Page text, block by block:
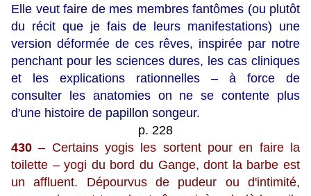
Elle veut faire de mes membres fantômes (ou plutôt
du récit que je fais de leurs manifestations) une
version déformée de ces rêves, inspirée par notre
penchant pour les sciences dures, les cas cliniques
et les explications rationnelles – à force de
consulter les anatomies on ne se contente plus
d'une histoire de papillon songeur.
p. 228
430 – Certains yogis les sortent pour en faire la
toilette – yogi du bord du Gange, dont la barbe est
un affluent. Dépourvus de pudeur ou d'intimité,